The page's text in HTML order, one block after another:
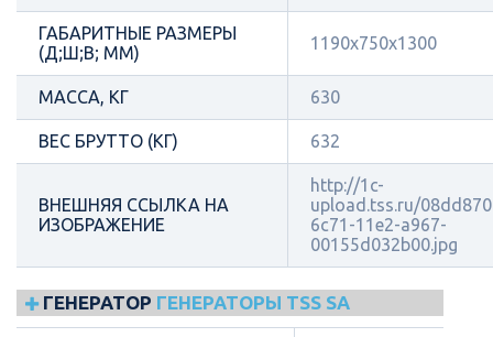
ГАБАРИТНЫЕ РАЗМЕРЫ
(Д;Ш;В; ММ)
1190x750x1300
МАССА, КГ 630
ВЕС БРУТТО (КГ) 632
ВНЕШНЯЯ ССЫЛКА НА
ИЗОБРАЖЕНИЕ
http://1c-
upload.tss.ru/
6c71-11e2-a967-
00155d032b00.jpg
ГЕНЕРАТОР ГЕНЕРАТОРЫ TSS SA